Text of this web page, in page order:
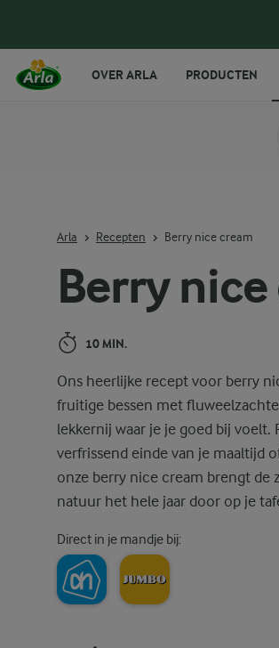
Berry
10 MIN.
Ons heerlijke recept voor berry
fruitige bessen met
lekkernij waar je je goed bij voelt.
verfrissend einde van je maaltijd
onze berry nice cream brengt de
natuur het hele jaar door op je
Direct in je mandje bij:
Arla Recepten Berry nice cream
OVER ARLA PRODUCTEN